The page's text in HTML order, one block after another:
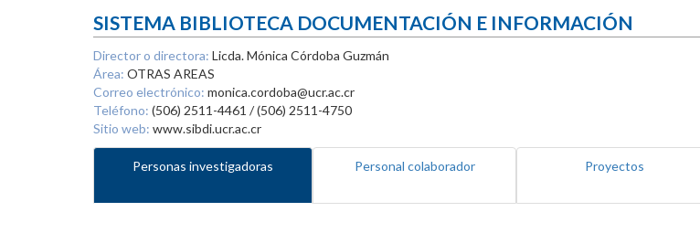
SISTEMA BIBLIOTECA DOCUMENTACIÓN E INFORMACIÓN
Director o directora: Licda. Mónica Córdoba Guzmán
Área: OTRAS AREAS
Correo electrónico: monica.cordoba@ucr.ac.cr
Teléfono: (506) 2511-4461 / (506) 2511-4750
Sitio web: www.sibdi.ucr.ac.cr
Personas investigadoras Personal colaborador Proyectos